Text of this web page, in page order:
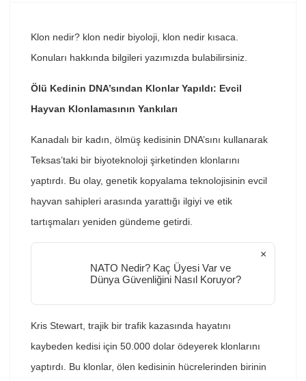
Klon nedir? klon nedir biyoloji, klon nedir kısaca.
Konuları hakkında bilgileri yazımızda bulabilirsiniz.
Ölü Kedinin DNA’sından Klonlar Yapıldı: Evcil
Hayvan Klonlamasının Yankıları
Kanadalı bir kadın, ölmüş kedisinin DNA’sını kullanarak
Teksas’taki bir biyoteknoloji şirketinden klonlarını
yaptırdı. Bu olay, genetik kopyalama teknolojisinin evcil
hayvan sahipleri arasında yarattığı ilgiyi ve etik
tartışmaları yeniden gündeme getirdi.
NATO Nedir? Kaç Üyesi Var ve
Dünya Güvenliğini Nasıl Koruyor?
×
Kris Stewart, trajik bir trafik kazasında hayatını
kaybeden kedisi için 50.000 dolar ödeyerek klonlarını
yaptırdı. Bu klonlar, ölen kedisinin hücrelerinden birinin